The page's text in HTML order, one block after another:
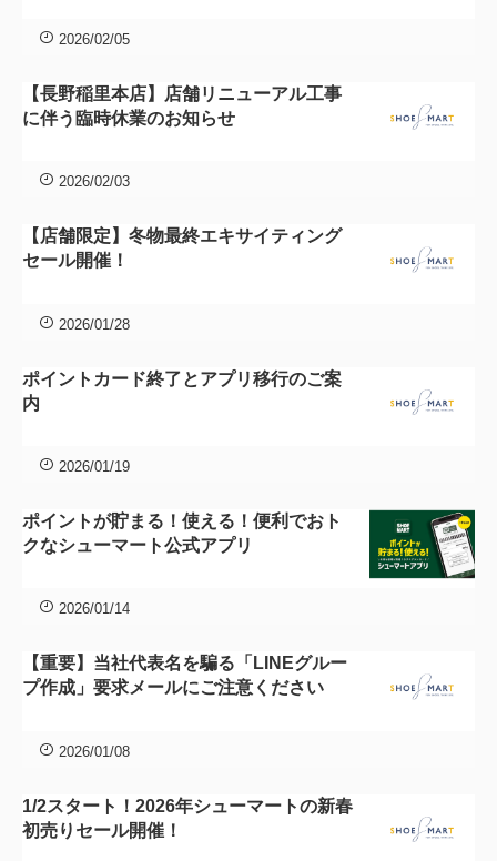
2026/02/05
【長野稲里本店】店舗リニューアル工事
に伴う臨時休業のお知らせ
2026/02/03
【店舗限定】冬物最終エキサイティング
セール開催！
2026/01/28
ポイントカード終了とアプリ移行のご案
内
2026/01/19
ポイントが貯まる！使える！便利でおト
クなシューマート公式アプリ
2026/01/14
【重要】当社代表名を騙る「LINEグルー
プ作成」要求メールにご注意ください
2026/01/08
1/2スタート！2026年シューマートの新春
初売りセール開催！